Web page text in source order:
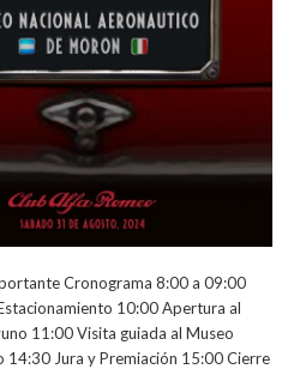
Cronograma 8:00 a 09:00
10:00 Apertura al
11:00 Visita guiada al Museo
14:30 Jura y Premiación 15:00 Cierre